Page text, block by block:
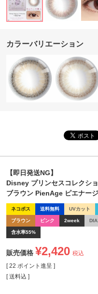
カラーバリエーション
【即日発送NG】
Disney プリンセスコレクシ
ブラウン PienAge ピエナー
ネコポス 送料無料 UVカット
ブラウン ピンク 2week
含水率55%
販売価格 ¥2,420 税込
[ 22 ポイント進呈 ]
送料込